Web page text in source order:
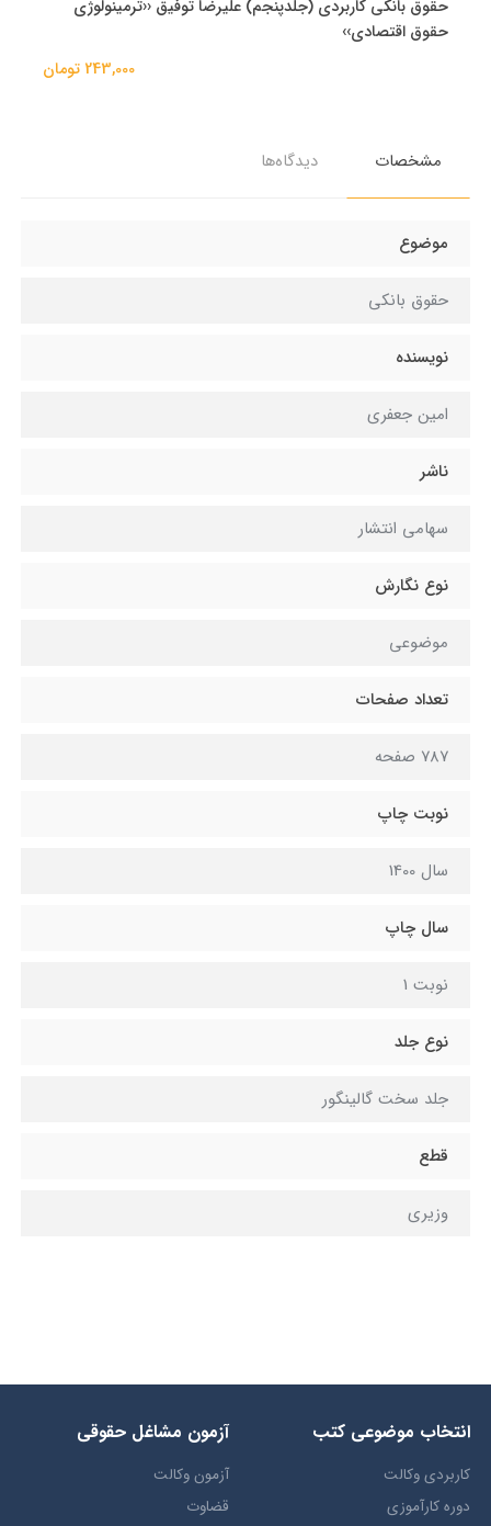
حقوق بانکی کاربردی (جلدپنجم) علیرضا توفیق ‹‹ترمینولوژی
حقوق اقتصادی››
243,000 تومان
مشخصات دیدگاه‌ها
موضوع
حقوق بانکی
نویسنده
امین جعفری
ناشر
سهامی انتشار
نوع نگارش
موضوعی
تعداد صفحات
787 صفحه
نوبت چاپ
سال 1400
سال چاپ
نوبت 1
نوع جلد
جلد سخت گالینگور
قطع
وزيري
انتخاب​ موضوعي​ کتب
کاربردی وکالت
دوره کارآموزی
آزمون مشاغل حقوقی
آزمون وکالت
قضاوت